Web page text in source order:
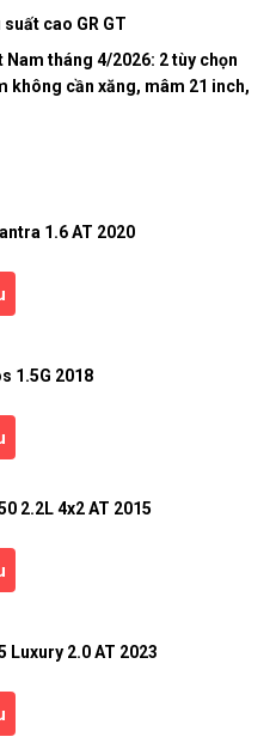
cao GR GT
tháng 4/2026: 2 tùy chọn
không cần xăng, mâm 21 inch,
1.6 AT 2020
1.5G 2018
2.2L 4x2 AT 2015
Luxury 2.0 AT 2023